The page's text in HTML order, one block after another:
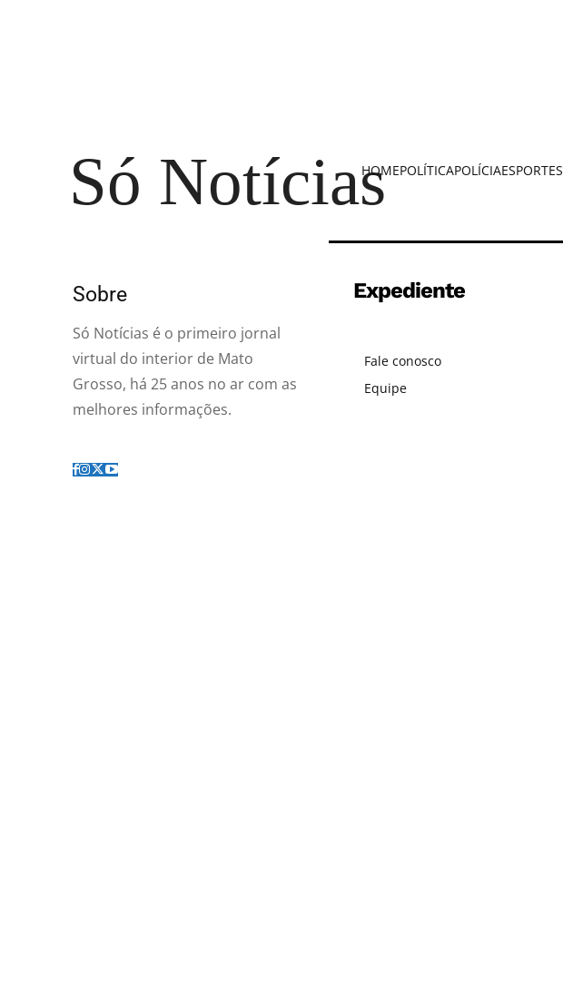
Só Notícias
HOMEPOLÍTICAPOLÍCIAESPORTES
Sobre
Só Notícias é o primeiro jornal
virtual do interior de Mato
Grosso, há 25 anos no ar com as
melhores informações.
Expediente
Fale conosco
Equipe